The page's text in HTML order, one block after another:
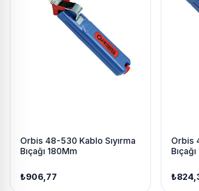
Orbis 48-530 Kablo Sıyırma
Bıçağı 180Mm
₺906,77
Orbis